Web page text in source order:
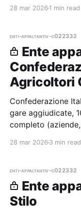
28 mar 2026 1 min read
enti-appaltantiv-c022332
Ente
Agricoltori
Confederazione
gare aggiudicate,
completo
28 mar 2026 3 min read
enti-appaltantiv-c022332
Ente
Stilo